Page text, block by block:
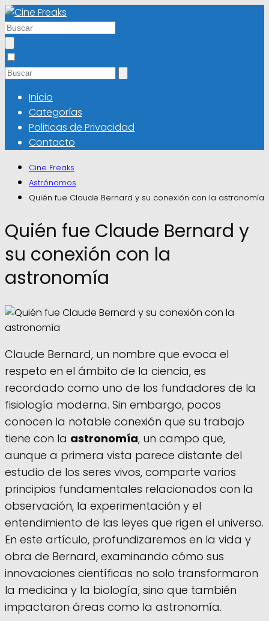
Inicio
Categorías
Politicas de Privacidad
Contacto
Cine Freaks
Astrónomos
Quién fue Claude Bernard y su conexión con la astronomía
Quién fue Claude Bernard y
su conexión con la
astronomía
Claude Bernard, un nombre que evoca el
respeto en el ámbito de la ciencia, es
recordado como uno de los fundadores de la
fisiología moderna. Sin embargo, pocos
conocen la notable conexión que su trabajo
tiene con la astronomía, un campo que,
aunque a primera vista parece distante del
estudio de los seres vivos, comparte varios
principios fundamentales relacionados con la
observación, la experimentación y el
entendimiento de las leyes que rigen el universo.
En este artículo, profundizaremos en la vida y
obra de Bernard, examinando cómo sus
innovaciones científicas no solo transformaron
la medicina y la biología, sino que también
impactaron áreas como la astronomía.